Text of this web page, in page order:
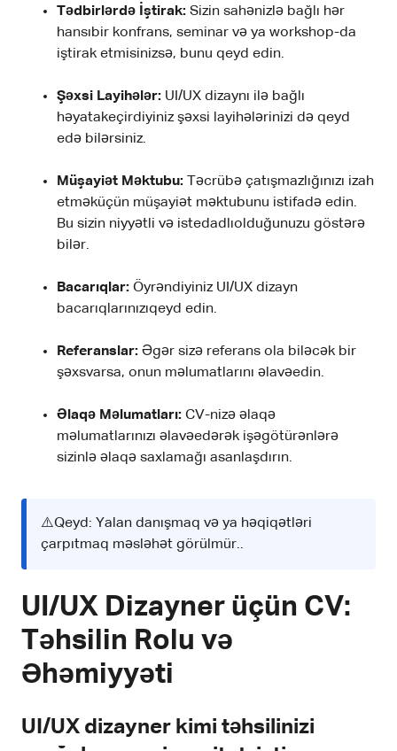
Tədbirlərdə İştirak: Sizin sahənizlə bağlı hər
hansıbir konfrans, seminar və ya workshop-da
iştirak etmisinizsə, bunu qeyd edin.
Şəxsi Layihələr: UI/UX dizaynı ilə bağlı
həyatakeçirdiyiniz şəxsi layihələrinizi də qeyd
edə bilərsiniz.
Müşayiət Məktubu: Təcrübə çatışmazlığınızı izah
etməküçün müşayiət məktubunu istifadə edin.
Bu sizin niyyətli və istedadlıolduğunuzu göstərə
bilər.
Bacarıqlar: Öyrəndiyiniz UI/UX dizayn
bacarıqlarınızıqeyd edin.
Referanslar: Əgər sizə referans ola biləcək bir
şəxsvarsa, onun məlumatlarını əlavəedin.
Əlaqə Məlumatları: CV-nizə əlaqə
məlumatlarınızı əlavəedərək işəgötürənlərə
sizinlə əlaqə saxlamağı asanlaşdırın.
⚠️Qeyd: Yalan danışmaq və ya həqiqətləri
çarpıtmaq məsləhət görülmür..
UI/UX Dizayner üçün CV:
Təhsilin Rolu və
Əhəmiyyəti
UI/UX dizayner kimi təhsilinizi